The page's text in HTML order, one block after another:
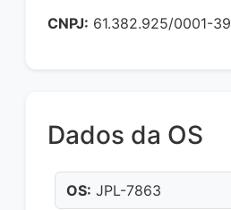
CNPJ: 61.382.925/0001-39
Dados da OS
OS: JPL-7863